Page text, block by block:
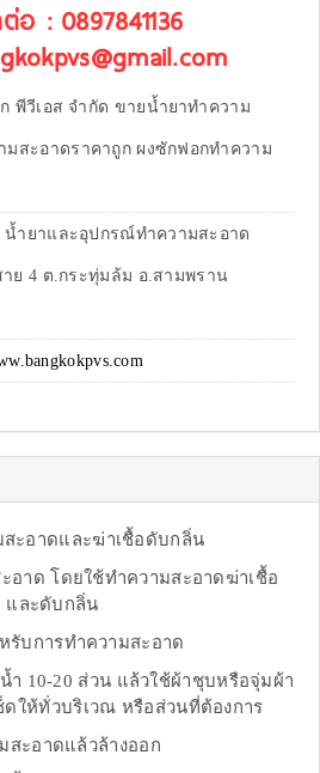
อ : 0897841136
พีวีเอส จำกัด ขายน้ำยาทำความ
สะอาดราคาถูก ผงซักฟอกทำความ
น้ำยาและอุปกรณ์ทำความสะอาด
ย 4 ต.กระทุ่มล้ม อ.สามพราน
สะอาดและฆ่าเชื้อดับกลิ่น
อาด โดยใช้ทำความสะอาดฆ่าเชื้อ
และดับกลิ่น
รับการทำความสะอาด
ำ 10-20 ส่วน แล้วใช้ผ้าชุบหรือจุ่มผ้า
ให้ทั่วบริเวณ หรือส่วนที่ต้องการ
สะอาดแล้วล้างออก